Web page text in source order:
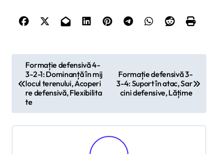
t
n
Formație defensivă 4-
3-2-1: Dominanță în mij
locul terenului, Acoperi
re defensivă, Flexibilita
te
Formație defensivă 3-
3-4: Suport în atac, Sar
cini defensive, Lățime